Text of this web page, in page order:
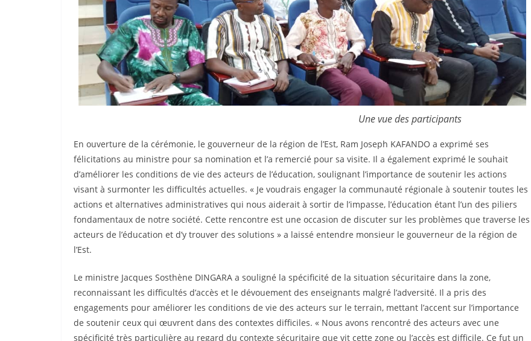
Une vue des participants
En ouverture de la cérémonie, le gouverneur de la région de l’Est, Ram Joseph KAFANDO a exprimé ses
félicitations au ministre pour sa nomination et l’a remercié pour sa visite. Il a également exprimé le souhait
d’améliorer les conditions de vie des acteurs de l’éducation, soulignant l’importance de soutenir les actions
visant à surmonter les difficultés actuelles. « Je voudrais engager la communauté régionale à soutenir toutes les
actions et alternatives administratives qui nous aiderait à sortir de l’impasse, l’éducation étant l’un des piliers
fondamentaux de notre société. Cette rencontre est une occasion de discuter sur les problèmes que traverse les
acteurs de l’éducation et d’y trouver des solutions » a laissé entendre monsieur le gouverneur de la région de
l’Est.
Le ministre Jacques Sosthène DINGARA a souligné la spécificité de la situation sécuritaire dans la zone,
reconnaissant les difficultés d’accès et le dévouement des enseignants malgré l’adversité. Il a pris des
engagements pour améliorer les conditions de vie des acteurs sur le terrain, mettant l’accent sur l’importance
de soutenir ceux qui œuvrent dans des contextes difficiles. « Nous avons rencontré des acteurs avec une
spécificité très particulière au regard du contexte sécuritaire que vit cette zone ou l’accès est difficile. Ce fut un